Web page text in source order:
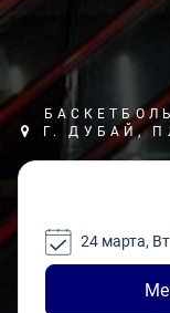
Г. ДУБАЙ,
24 марта, Вт